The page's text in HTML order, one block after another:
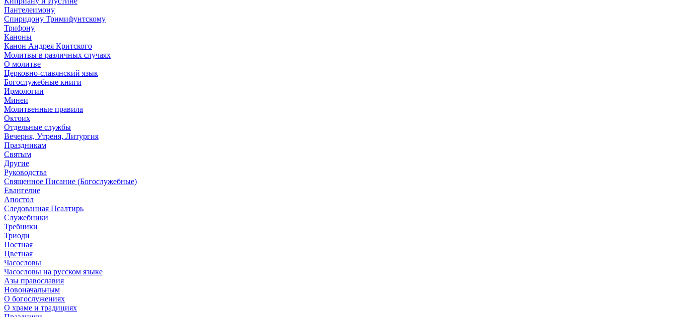
Пантелеимону
Спиридону Тримифунтскому
Трифону
Каноны
Канон Андрея Критского
Молитвы в различных случаях
О молитве
Церковно-славянский язык
Богослужебные книги
Ирмологии
Минеи
Молитвенные правила
Октоих
Отдельные службы
Вечерня, Утреня, Литургия
Праздникам
Святым
Другие
Руководства
Священное Писание (Богослужебные)
Евангелие
Апостол
Следованная Псалтирь
Служебники
Требники
Триоди
Постная
Цветная
Часословы
Часословы на русском языке
Азы православия
Новоначальным
О богослужениях
О храме и традициях